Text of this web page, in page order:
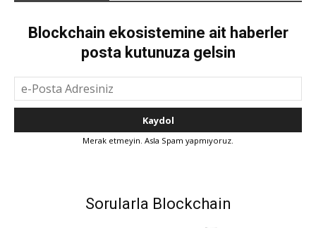
Blockchain ekosistemine ait haberler
posta kutunuza gelsin
Merak etmeyin. Asla Spam yapmıyoruz.
Sorularla Blockchain